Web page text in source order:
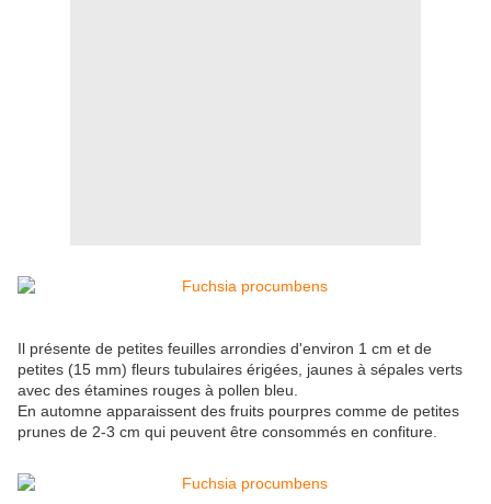
Il présente de petites feuilles arrondies d'environ 1 cm et de
petites (15 mm) fleurs tubulaires érigées, jaunes à sépales verts
avec des étamines rouges à pollen bleu.
En automne apparaissent des fruits pourpres comme de petites
prunes de 2-3 cm qui peuvent être consommés en confiture.